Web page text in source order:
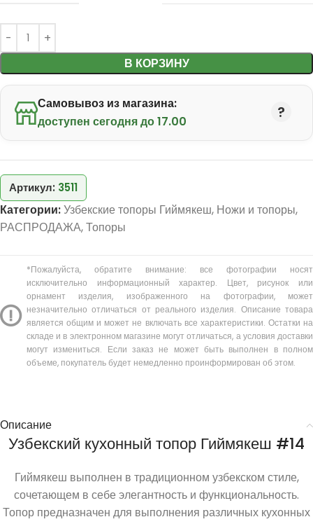
В КОРЗИНУ
Самовывоз из магазина:
доступен сегодня до 17.00
Артикул: 3511
Категории:Узбекские топоры Гиймякеш, Ножи и топоры,
РАСПРОДАЖА,Топоры
*Пожалуйста, обратите внимание: все фотографии носят
исключительно информационный характер. Цвет, рисунок или
орнамент изделия, изображенного на фотографии, может
незначительно отличаться от реального изделия. Описание товара
является общим и может не включать все характеристики. Остатки на
складе и в электронном магазине могут отличаться, а условия доставки
могут измениться. Если заказ не может быть выполнен в полном
объеме, покупатель будет немедленно проинформирован об этом.
Описание
Узбекский кухонный топор Гиймякеш #14
Гиймякеш выполнен в традиционном узбекском стиле,
сочетающем в себе элегантность и функциональность.
Топор предназначен для выполнения различных кухонных